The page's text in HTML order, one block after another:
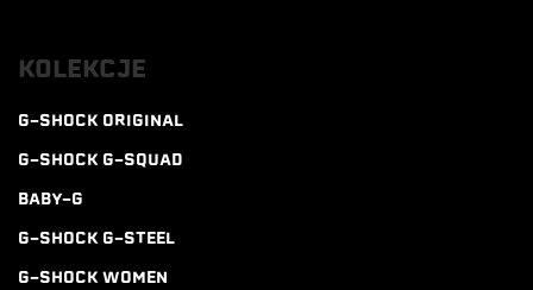
KOLEKCJE
G-SHOCK ORIGINAL
G-SHOCK G-SQUAD
BABY-G
G-SHOCK G-STEEL
G-SHOCK WOMEN